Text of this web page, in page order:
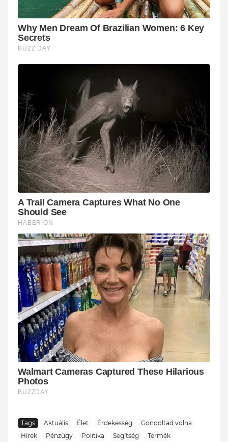
Tags Aktuális Élet Érdekesség
Gondoltad volna
Hírek
Pénzügy Politika Segítség
Termék